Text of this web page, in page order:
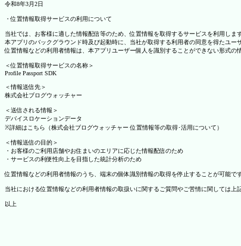
令和8年3月2日
・位置情報取得サービスの利用について
当社では、お客様に適した情報配信等のため、位置情報を取得するサービスを利用します
本アプリのバックグラウンド時及び起動時に、当社が取得する利用者の同意を得たユ
位置情報などの利用者情報は、本アプリユーザー個人を識別することができない形式
＜位置情報取得サービスの名称＞
Profile Passport SDK
＜情報送信先＞
株式会社ブログウォッチャー
＜送信される情報＞
デバイスロケーションデータ
※詳細はこちら（株式会社ブログウォッチャー 位置情報等の取得･活用について）
＜情報送信の目的＞
・お客様のご利用店舗やお住まいのエリアに応じた情報配信のため
・サービスの利便性向上を目指した統計分析のため
位置情報などの利用者情報のうち、端末の個体識別情報の取得を停止することが可能
当社における位置情報などの利用者情報の取扱いに関するご質問やご苦情に関しては上
以上